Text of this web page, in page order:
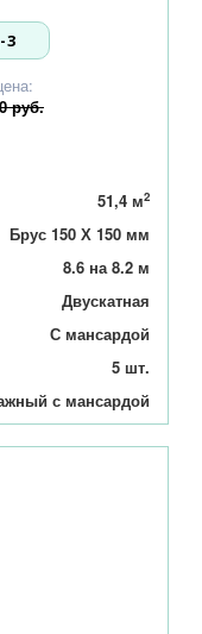
3
руб.
51,4 м2
Брус 150 Х 150 мм
8.6 на 8.2 м
Двускатная
С мансардой
5 шт.
с мансардой